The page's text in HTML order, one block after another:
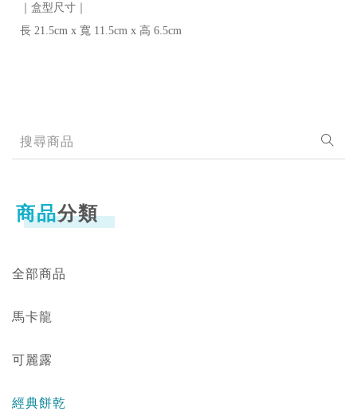
商品分類
全部商品
馬卡龍
可麗露
經典餅乾
｜盒型尺寸｜
長 21.5cm x 寬 11.5cm x 高 6.5cm